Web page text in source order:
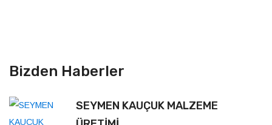
Bizden Haberler
SEYMEN KAUÇUK MALZEME